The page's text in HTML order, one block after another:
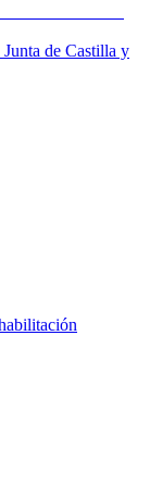
de Castilla y